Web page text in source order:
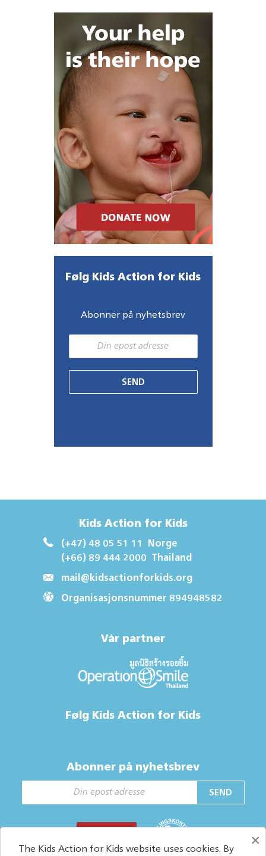
Følg Kids Action for Kids
Abonner på nyhetsbrev
SEND
Kids Action for Kids
(+47) 48 05 51 11
Norge
(+66) 89 444 2000 Thailand
mail@kidsactionforkids.org
Organisasjonsnummer 894948582
Vår partner
Følg Kids Action for Kids
Abonner på nyhetsbrev
SEND
×
The Kids Action for Kids website uses cookies. By